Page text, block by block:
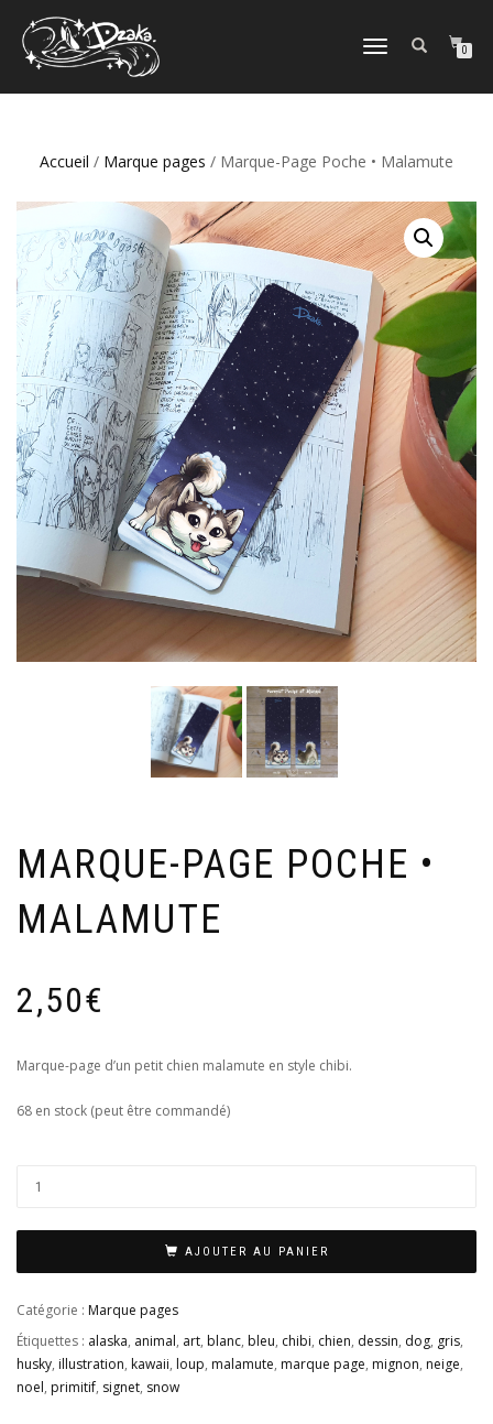
DÉPLIER/REPLIER
0
Accueil / Marque pages / Marque-Page Poche • Malamute
MARQUE-PAGE POCHE •
MALAMUTE
2,50€
Marque-page d’un petit chien malamute en style chibi.
68 en stock (peut être commandé)
AJOUTER AU PANIER
Catégorie : Marque pages
Étiquettes : alaska, animal, art, blanc, bleu, chibi, chien, dessin, dog, gris,
husky, illustration, kawaii, loup, malamute, marque page, mignon, neige,
noel, primitif, signet, snow